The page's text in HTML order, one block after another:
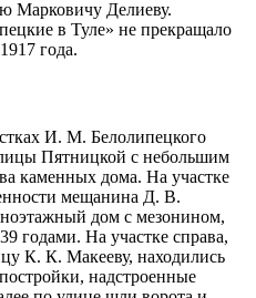
Марковичу Делиеву.
в Туле» не прекращало
года.
И. М. Белолипецкого
Пятницкой с небольшим
каменных дома. На участке
мещанина Д. В.
дом с мезонином,
годами. На участке справа,
К. К. Макееву, находились
надстроенные